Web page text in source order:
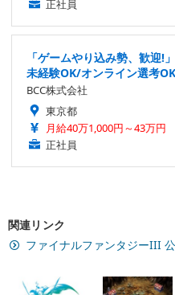
正社員
「ゲームやり込み勢、歓迎
未経験OK/オンライン選考
BCC株式会社
東京都
月給40万1,000円～43万円
正社員
関連リンク
ファイナルファンタジーIII